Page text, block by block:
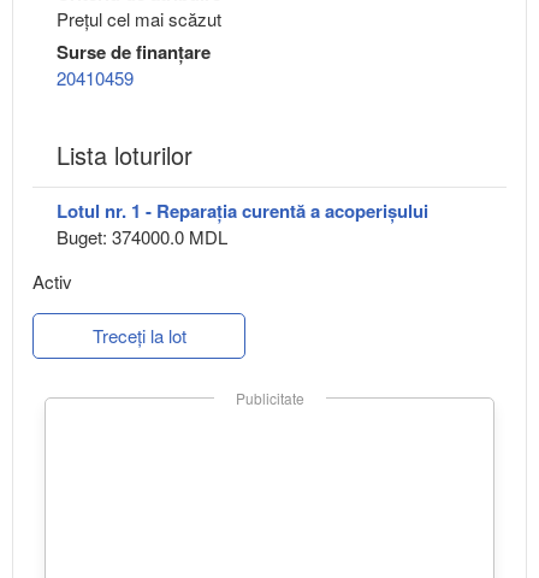
Preţul cel mai scăzut
Surse de finanțare
20410459
Lista loturilor
Lotul nr. 1 - Reparația curentă a acoperișului
Buget: 374000.0 MDL
Activ
Treceți la lot
Publicitate